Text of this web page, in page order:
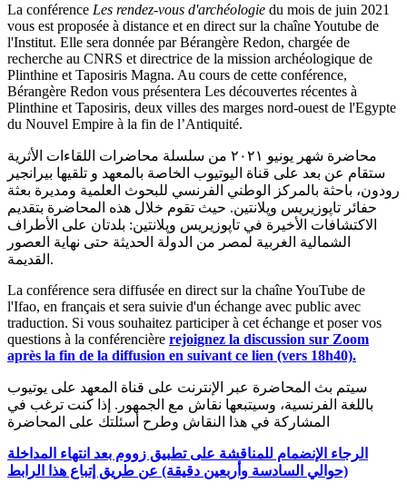
La conférence Les rendez-vous d'archéologie du mois de juin 2021
vous est proposée à distance et en direct sur la chaîne Youtube de
l'Institut. Elle sera donnée par Bérangère Redon, chargée de
recherche au CNRS et directrice de la mission archéologique de
Plinthine et Taposiris Magna. Au cours de cette conférence,
Bérangère Redon vous présentera Les découvertes récentes à
Plinthine et Taposiris, deux villes des marges nord-ouest de l'Egypte
du Nouvel Empire à la fin de l’Antiquité.
محاضرة شهر يونيو ٢٠٢١ من سلسلة محاضرات اللقاءات الأثرية
ستقام عن بعد على قناة اليوتيوب الخاصة بالمعهد و تلقيها بيرانجير
رودون، باحثة بالمركز الوطني الفرنسي للبحوث العلمية ومديرة بعثة
حفائر تاپوزيريس وپلانتين. حيث تقوم خلال هذه المحاضرة بتقديم
الاكتشافات الأخيرة في تاپوزيريس وپلانتين: بلدتان على الأطراف
الشمالية الغربية لمصر من الدولة الحديثة حتى نهاية العصور
القديمة.
La conférence sera diffusée en direct sur la chaîne YouTube de
l'Ifao, en français et sera suivie d'un échange avec public avec
traduction. Si vous souhaitez participer à cet échange et poser vos
questions à la conférencière rejoignez la discussion sur Zoom
après la fin de la diffusion en suivant ce lien (vers 18h40).
سيتم بث المحاضرة عبر الإنترنت على قناة المعهد على يوتيوب
باللغة الفرنسية، وسيتبعها نقاش مع الجمهور. إذا كنت ترغب في
المشاركة في هذا النقاش وطرح أسئلتك على المحاضرة
الرجاء الإنضمام للمناقشة على تطبيق زووم بعد انتهاء المداخلة
(حوالي السادسة وأربعين دقيقة) عن طريق إتباع هذا الرابط